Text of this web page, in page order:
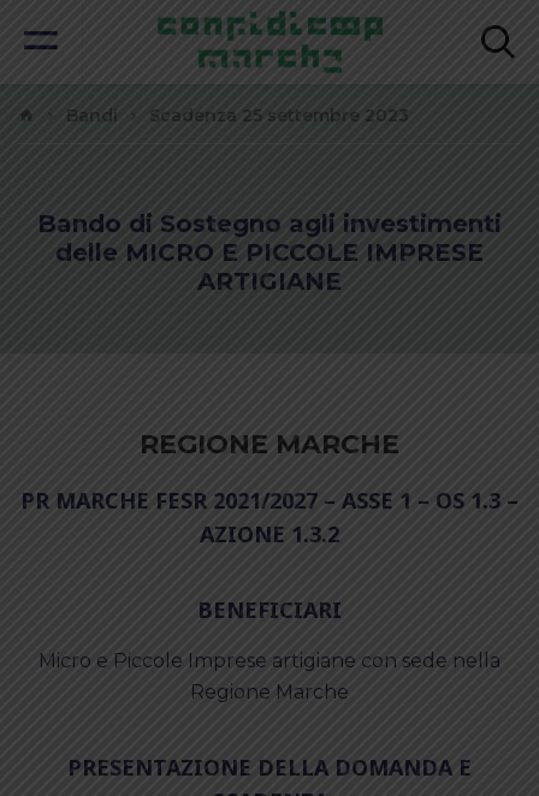
Bandi Scadenza 25 settembre 2023
Bando di Sostegno agli investimenti
delle MICRO E PICCOLE IMPRESE
ARTIGIANE
REGIONE MARCHE
PR MARCHE FESR 2021/2027 – ASSE 1 – OS 1.3 –
AZIONE 1.3.2
BENEFICIARI
Micro e Piccole Imprese artigiane con sede nella
Regione Marche
PRESENTAZIONE DELLA DOMANDA E